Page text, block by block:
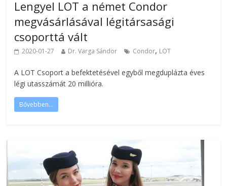
Lengyel LOT a német Condor
megvásárlásával légitársasági
csoporttá vált
2020-01-27 Dr. Varga Sándor Condor, LOT
A LOT Csoport a befektetésével egyből megduplázta éves
légi utasszámát 20 millióra.
Bővebben...